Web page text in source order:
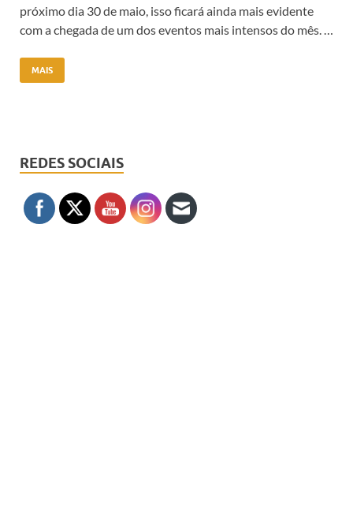
próximo dia 30 de maio, isso ficará ainda mais evidente
com a chegada de um dos eventos mais intensos do mês. …
MAIS
REDES SOCIAIS